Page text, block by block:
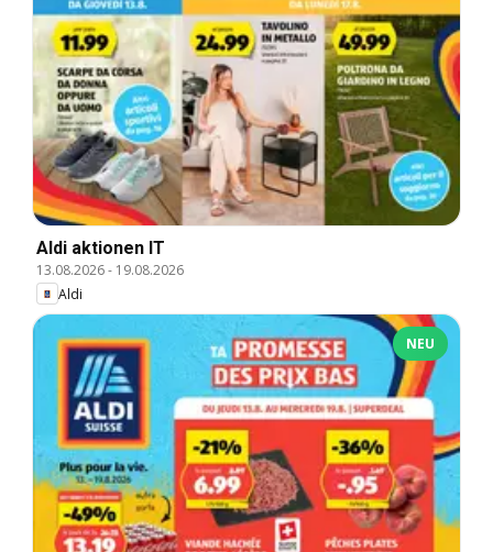
Aldi aktionen IT
13.08.2026- 19.08.2026
Aldi
NEU